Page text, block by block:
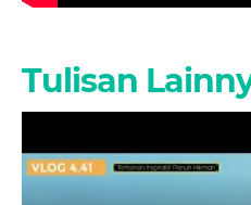
Tulisan